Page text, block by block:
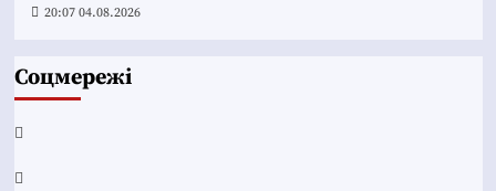
20:07 04.08.2026
Соцмережі
Facebook
YouTube